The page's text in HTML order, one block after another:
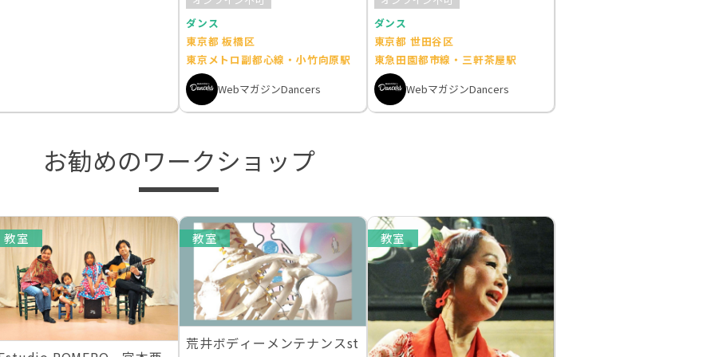
ダンス
東京都 板橋区
東京メトロ副都心線・小竹向原駅
WebマガジンDancers
ダンス
東京都 世田谷区
東急田園都市線・三軒茶屋駅
WebマガジンDancers
お勧めのワークショップ
教室 教室
荒井ボディーメンテナンスst
教室